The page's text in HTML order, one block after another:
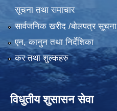
सूचना तथा समाचार
सार्वजनिक खरीद /बोलपत्र सूचना
एन, कानुन तथा निर्देशिका
कर तथा शुल्कहरु
विधुतीय शुसासन सेवा